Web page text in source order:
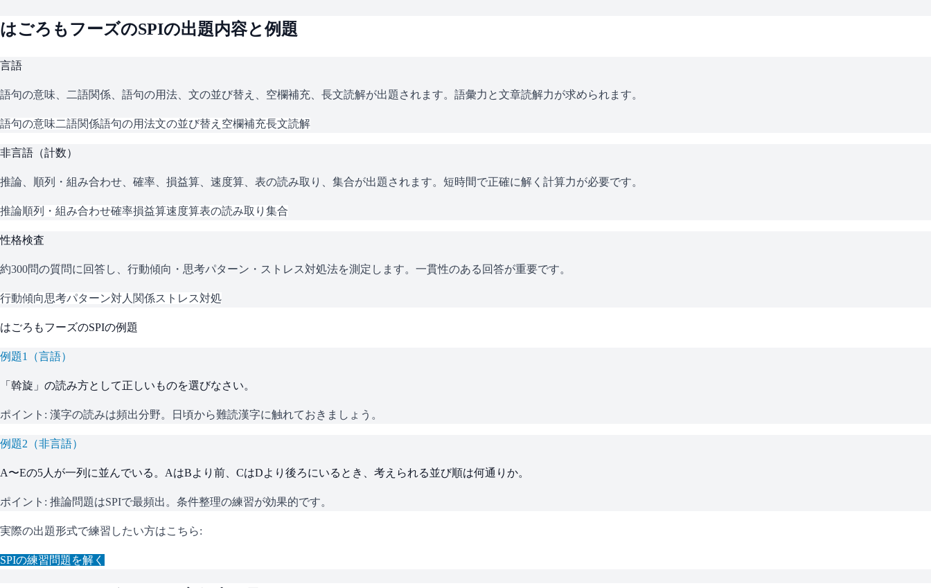
はごろもフーズのSPIの出題内容と例題
言語
語句の意味、二語関係、語句の用法、文の並び替え、空欄補充、長文読解が出題されます。語彙力と文章読解力が求められます。
語句の意味二語関係語句の用法文の並び替え 空欄補充長文読解
非言語（計数）
推論、順列・組み合わせ、確率、損益算、速度算、表の読み取り、集合が出題されます。短時間で正確に解く計算力が必要です。
推論順列・組み合わせ確率損益算速度算表の読み取り 集合
性格検査
約300問の質問に回答し、行動傾向・思考パターン・ストレス対処法を測定します。一貫性のある回答が重要です。
行動傾向思考パターン対人関係ストレス対処
はごろもフーズのSPIの例題
例題1 （言語）
「斡旋」の読み方として正しいものを選びなさい。
ポイント: 漢字の読みは頻出分野。日頃から難読漢字に触れておきましょう。
例題2 （非言語）
A〜Eの5人が一列に並んでいる。AはBより前、CはDより後ろにいるとき、考えられる並び順は何通りか。
ポイント: 推論問題はSPIで最頻出。条件整理の練習が効果的です。
実際の出題形式で練習したい方はこちら:
SPIの練習問題を解く